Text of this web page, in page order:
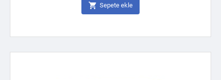
 Sepete ekle